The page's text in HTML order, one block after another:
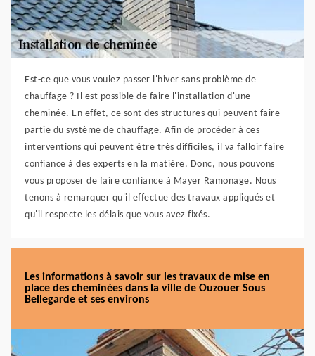
Est-ce que vous voulez passer l'hiver sans problème de
chauffage ? Il est possible de faire l'installation d'une
cheminée. En effet, ce sont des structures qui peuvent faire
partie du système de chauffage. Afin de procéder à ces
interventions qui peuvent être très difficiles, il va falloir faire
confiance à des experts en la matière. Donc, nous pouvons
vous proposer de faire confiance à Mayer Ramonage. Nous
tenons à remarquer qu'il effectue des travaux appliqués et
qu'il respecte les délais que vous avez fixés.
Les informations à savoir sur les travaux de mise en
place des cheminées dans la ville de Ouzouer Sous
Bellegarde et ses environs